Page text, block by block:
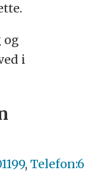
og
i
, Telefon:6